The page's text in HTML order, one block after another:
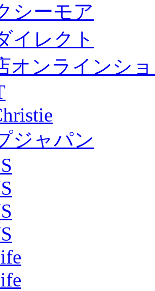
シーモア
イレクト
オンラインシ
ジャパン